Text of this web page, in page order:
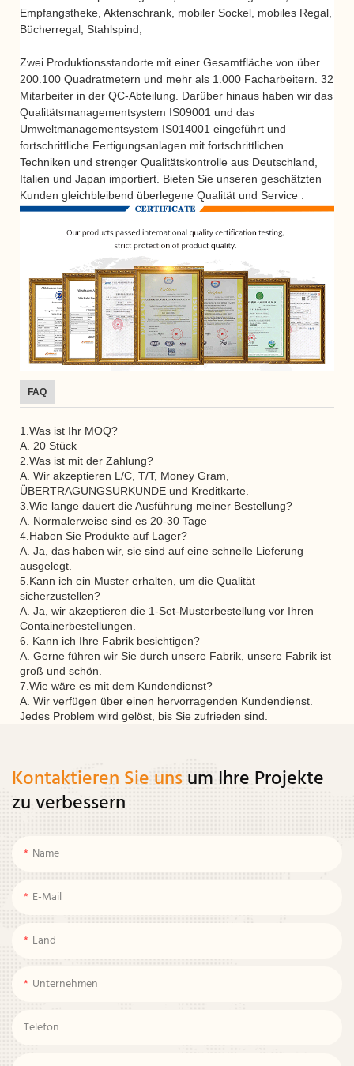
Empfangstheke, Aktenschrank, mobiler Sockel, mobiles Regal,
Bücherregal, Stahlspind,
Zwei Produktionsstandorte mit einer Gesamtfläche von über
200.100 Quadratmetern und mehr als 1.000 Facharbeitern. 32
Mitarbeiter in der QC-Abteilung. Darüber hinaus haben wir das
Qualitätsmanagementsystem IS09001 und das
Umweltmanagementsystem IS014001 eingeführt und
fortschrittliche Fertigungsanlagen mit fortschrittlichen
Techniken und strenger Qualitätskontrolle aus Deutschland,
Italien und Japan importiert. Bieten Sie unseren geschätzten
Kunden gleichbleibend überlegene Qualität und Service .
FAQ
1.Was ist Ihr MOQ?
A. 20 Stück
2.Was ist mit der Zahlung?
A. Wir akzeptieren L/C, T/T, Money Gram,
ÜBERTRAGUNGSURKUNDE und Kreditkarte.
3.Wie lange dauert die Ausführung meiner Bestellung?
A. Normalerweise sind es 20-30 Tage
4.Haben Sie Produkte auf Lager?
A. Ja, das haben wir, sie sind auf eine schnelle Lieferung
ausgelegt.
5.Kann ich ein Muster erhalten, um die Qualität
sicherzustellen?
A. Ja, wir akzeptieren die 1-Set-Musterbestellung vor Ihren
Containerbestellungen.
6. Kann ich Ihre Fabrik besichtigen?
A. Gerne führen wir Sie durch unsere Fabrik, unsere Fabrik ist
groß und schön.
7.Wie wäre es mit dem Kundendienst?
A. Wir verfügen über einen hervorragenden Kundendienst.
Jedes Problem wird gelöst, bis Sie zufrieden sind.
Kontaktieren Sie unsum Ihre Projekte
zu verbessern
Name
E-Mail
Land
Unternehmen
Telefon